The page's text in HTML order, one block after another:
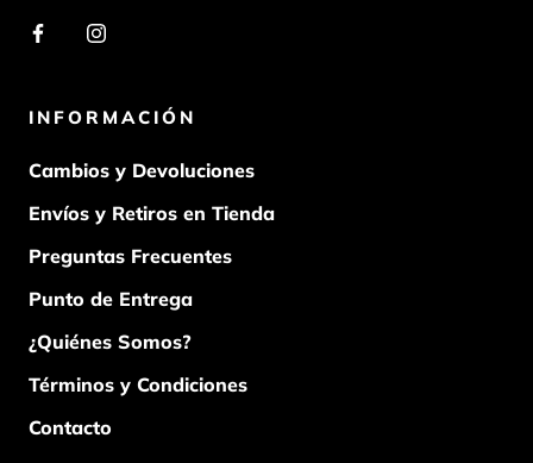
INFORMACIÓN
Cambios y Devoluciones
Envíos y Retiros en Tienda
Preguntas Frecuentes
Punto de Entrega
¿Quiénes Somos?
Términos y Condiciones
Contacto